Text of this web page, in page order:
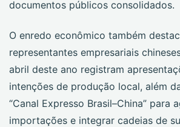
documentos públicos consolidados.
O enredo econômico também
representantes empresariais
abril deste ano registram
intenções de produção local, além
“Canal Expresso Brasil–China” para
importações e integrar cadeias de